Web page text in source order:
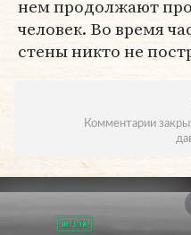
нем продолжают
человек. Во время
стены никто не
Комментарии